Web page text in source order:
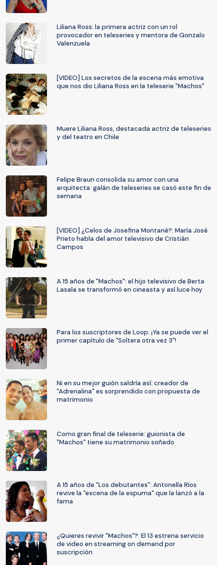
Liliana Ross: la primera actriz con un rol
provocador en teleseries y mentora de Gonzalo
Valenzuela
[VIDEO] Los secretos de la escena más emotiva
que nos dio Liliana Ross en la teleserie "Machos"
Muere Liliana Ross, destacada actriz de teleseries
y del teatro en Chile
Felipe Braun consolida su amor con una
arquitecta: galán de teleseries se casó este fin de
semana
[VIDEO] ¿Celos de Josefina Montané?: María José
Prieto habla del amor televisivo de Cristián
Campos
A 15 años de "Machos": el hijo televisivo de Berta
Lasala se transformó en cineasta y así luce hoy
Para los suscriptores de Loop: ¡Ya se puede ver el
primer capítulo de "Soltera otra vez 3"!
Ni en su mejor guión saldría así: creador de
"Adrenalina" es sorprendido con propuesta de
matrimonio
Como gran final de teleserie: guionista de
"Machos" tiene su matrimonio soñado
A 15 años de "Los debutantes": Antonella Ríos
revive la "escena de la espuma" que la lanzó a la
fama
¿Quieres revivir "Machos"?: El 13 estrena servicio
de video en streaming on demand por
suscripción